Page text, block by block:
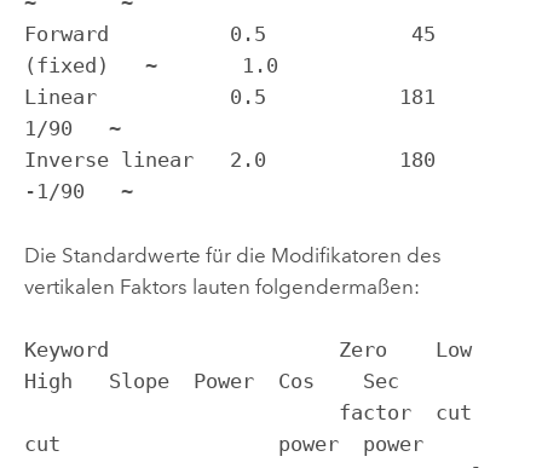
Forward          0.5            45
(fixed)   ~       1.0
Linear           0.5           181
1/90   ~
Inverse linear   2.0           180
-1/90   ~
Die Standardwerte für die Modifikatoren des
vertikalen Faktors lauten folgendermaßen:
Keyword                   Zero    Low
High   Slope  Power  Cos    Sec
cut                  power  power